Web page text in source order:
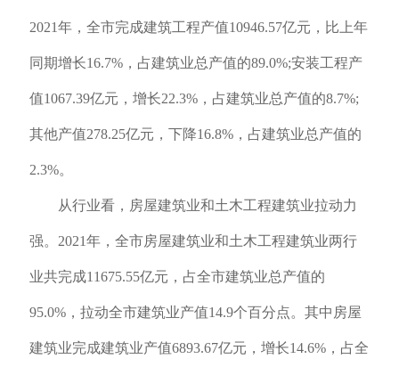
2021年，全市完成建筑工程产值10946.57亿元，比上年
同期增长16.7%，占建筑业总产值的89.0%;安装工程产
值1067.39亿元，增长22.3%，占建筑业总产值的8.7%;
其他产值278.25亿元，下降16.8%，占建筑业总产值的
2.3%。
从行业看，房屋建筑业和土木工程建筑业拉动力
强。2021年，全市房屋建筑业和土木工程建筑业两行
业共完成11675.55亿元，占全市建筑业总产值的
95.0%，拉动全市建筑业产值14.9个百分点。其中房屋
建筑业完成建筑业产值6893.67亿元，增长14.6%，占全